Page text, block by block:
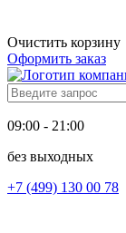
Очистить корзину
Оформить заказ
09:00 - 21:00
без выходных
+7 (499) 130 00 78